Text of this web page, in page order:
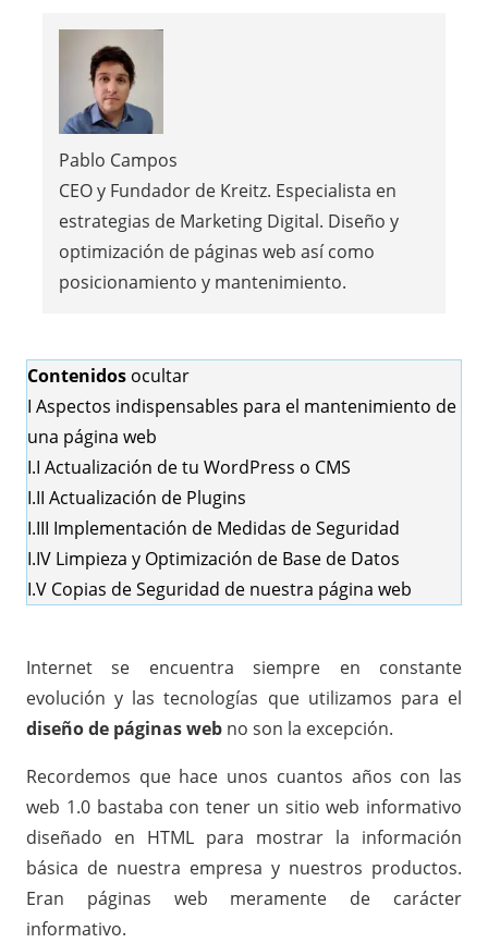
Pablo Campos
CEO y Fundador de Kreitz. Especialista en
estrategias de Marketing Digital. Diseño y
optimización de páginas web así como
posicionamiento y mantenimiento.
Contenidos ocultar
I Aspectos indispensables para el mantenimiento de
una página web
I.I Actualización de tu WordPress o CMS
I.II Actualización de Plugins
I.III Implementación de Medidas de Seguridad
I.IV Limpieza y Optimización de Base de Datos
I.V Copias de Seguridad de nuestra página web
Internet se encuentra siempre en constante
evolución y las tecnologías que utilizamos para el
diseño de páginas web no son la excepción.
Recordemos que hace unos cuantos años con las
web 1.0 bastaba con tener un sitio web informativo
diseñado en HTML para mostrar la información
básica de nuestra empresa y nuestros productos.
Eran páginas web meramente de carácter
informativo.